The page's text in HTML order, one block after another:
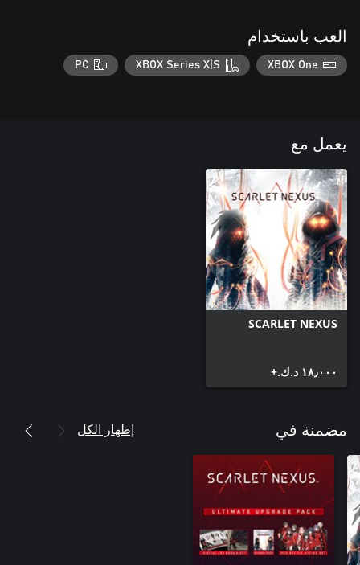
العب باستخدام
XBOX One
XBOX Series X|S
PC
يعمل مع
SCARLET NEXUS
١٨٫٠٠٠ د.ك.‏+
مضمنة في إظهار الكل